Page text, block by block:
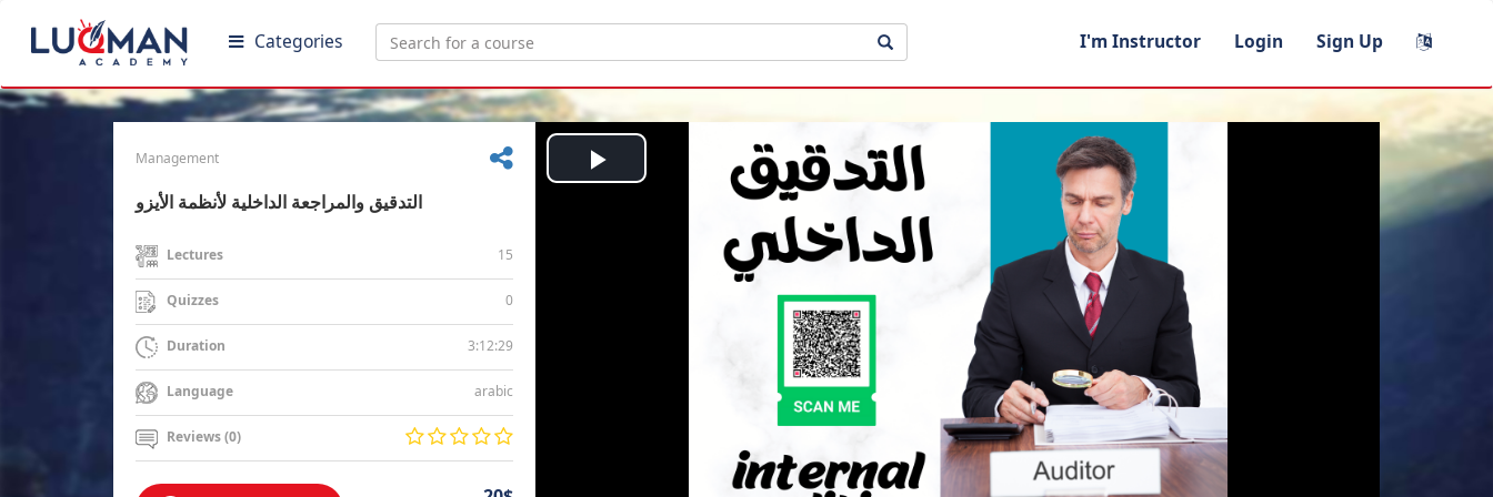
Categories I'm Instructor Login Sign Up
Management
التدقيق والمراجعة الداخلية لأنظمة الأيزو
Lectures 15
Quizzes 0
Duration 3:12:29
Language arabic
Reviews (0)
Play